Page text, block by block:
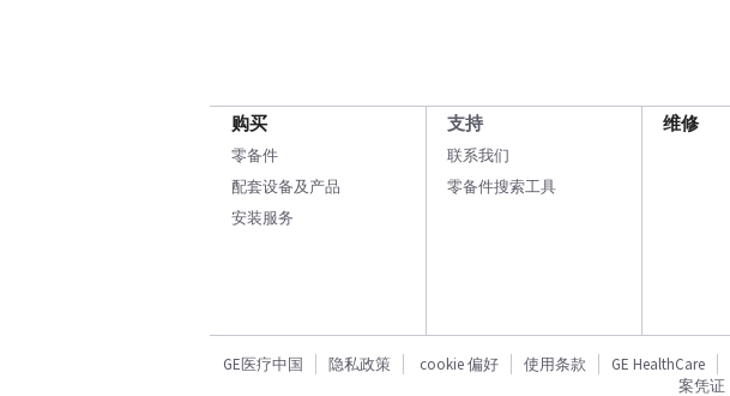
购买
零备件
配套设备及产品
安装服务
支持
联系我们
零备件搜索工具
维修
GE医疗中国 隐私政策 cookie 偏好 使用条款 GE HealthCare
案凭证